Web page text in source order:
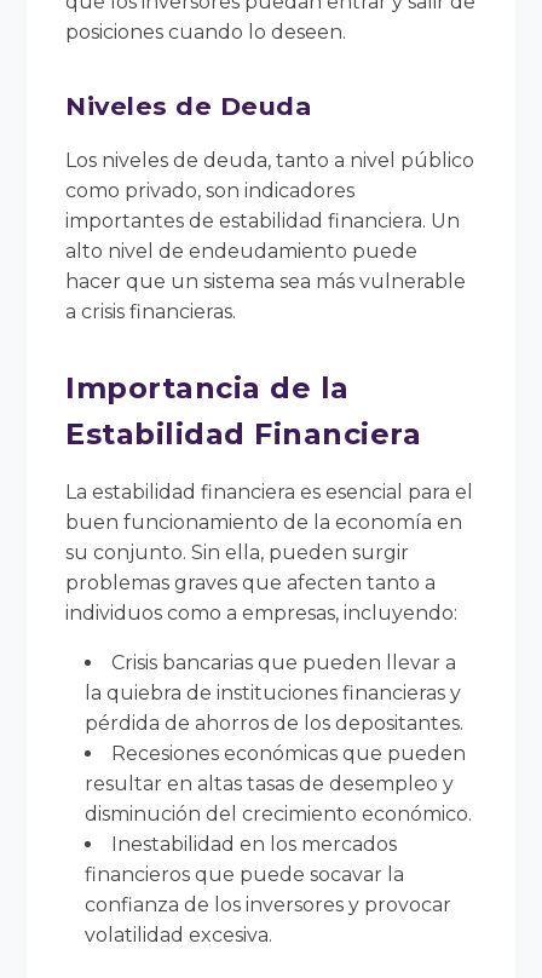
posiciones cuando lo deseen.
Niveles de Deuda
Los niveles de deuda, tanto a nivel público
como privado, son indicadores
importantes de estabilidad financiera. Un
alto nivel de endeudamiento puede
hacer que un sistema sea más vulnerable
a crisis financieras.
Importancia de la
Estabilidad Financiera
La estabilidad financiera es esencial para el
buen funcionamiento de la economía en
su conjunto. Sin ella, pueden surgir
problemas graves que afecten tanto a
individuos como a empresas, incluyendo:
Crisis bancarias que pueden llevar a
la quiebra de instituciones financieras y
pérdida de ahorros de los depositantes.
Recesiones económicas que pueden
resultar en altas tasas de desempleo y
disminución del crecimiento económico.
Inestabilidad en los mercados
financieros que puede socavar la
confianza de los inversores y provocar
volatilidad excesiva.